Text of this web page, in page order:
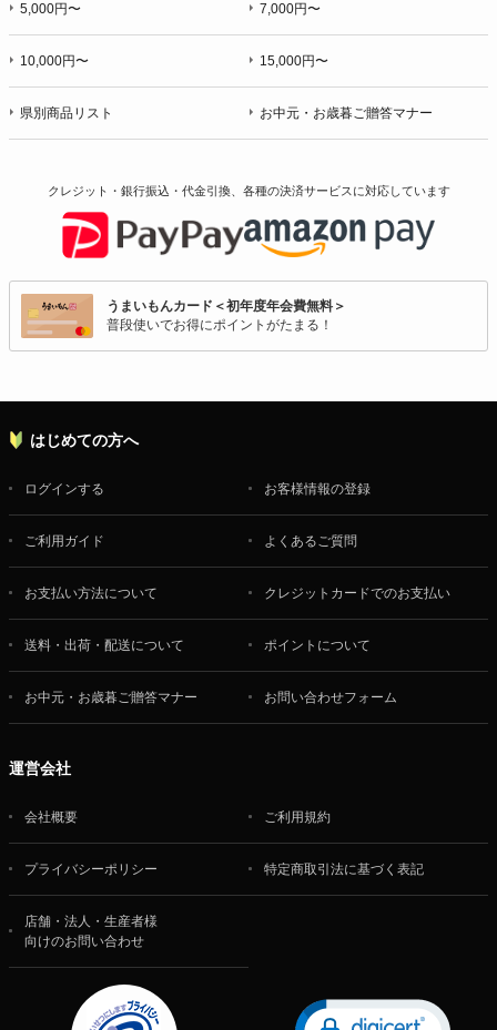
5,000円〜 7,000円〜
10,000円〜 15,000円〜
県別商品リスト お中元・お歳暮ご贈答マナー
クレジット・銀行振込・代金引換、各種の決済サービスに対応しています
うまいもんカード＜初年度年会費無料＞
普段使いでお得にポイントがたまる！
はじめての方へ
ログインする お客様情報の登録
ご利用ガイド よくあるご質問
お支払い方法について クレジットカードでのお支払い
送料・出荷・配送について ポイントについて
お中元・お歳暮ご贈答マナー お問い合わせフォーム
運営会社
会社概要 ご利用規約
プライバシーポリシー 特定商取引法に基づく表記
店舗・法人・生産者様
向けのお問い合わせ